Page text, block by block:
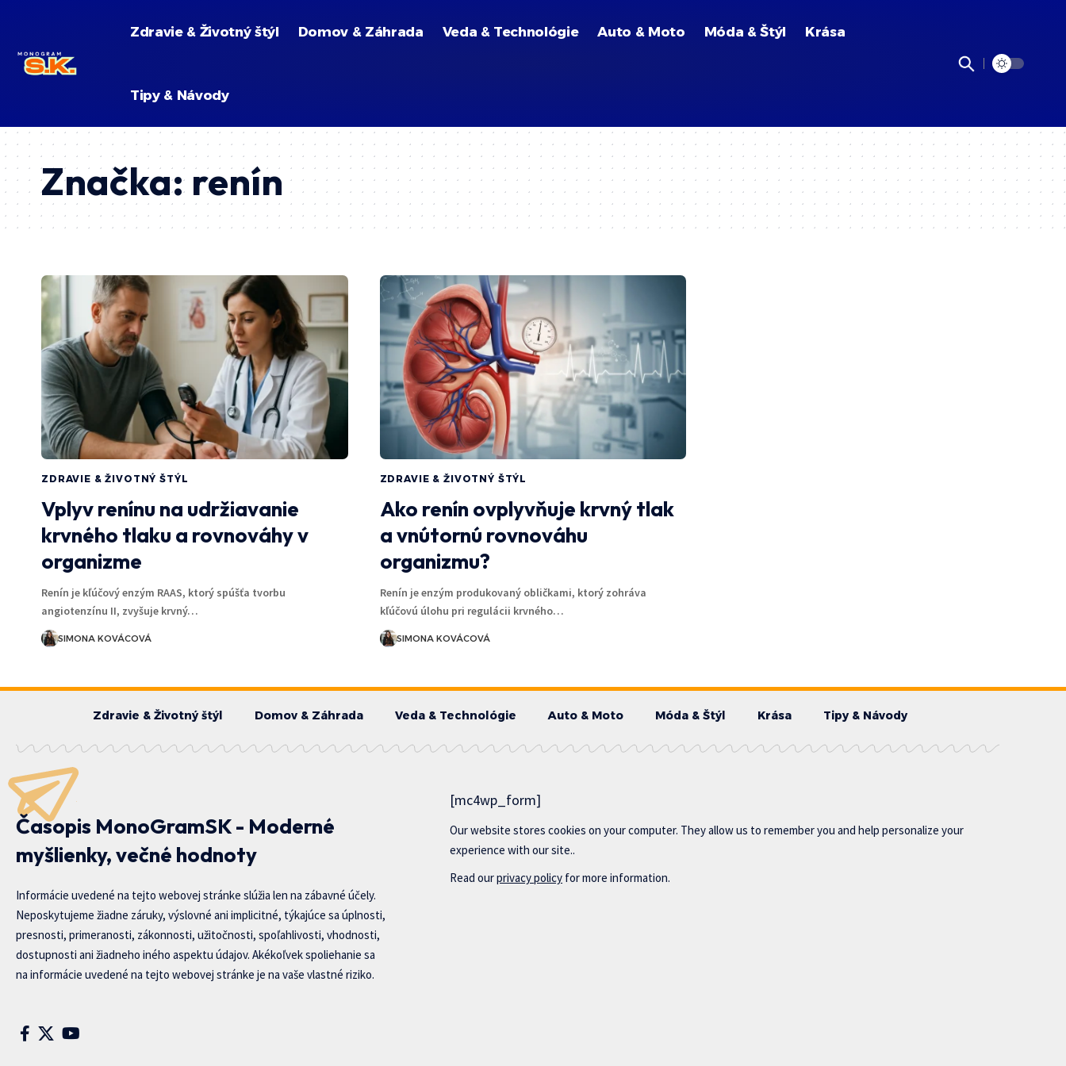
Zdravie & Životný štýl Domov & Záhrada Veda & Technológie Auto & Moto Móda & Štýl Krása
Tipy & Návody
Značka:renín
ZDRAVIE & ŽIVOTNÝ ŠTÝL
Vplyv renínu na udržiavanie
krvného tlaku a rovnováhy v
organizme
Renín je kľúčový enzým RAAS, ktorý spúšťa tvorbu
angiotenzínu II, zvyšuje krvný…
SIMONA KOVÁCOVÁ
ZDRAVIE & ŽIVOTNÝ ŠTÝL
Ako renín ovplyvňuje krvný tlak
a vnútornú rovnováhu
organizmu?
Renín je enzým produkovaný obličkami, ktorý zohráva
kľúčovú úlohu pri regulácii krvného…
SIMONA KOVÁCOVÁ
Zdravie & Životný štýl Domov & Záhrada Veda & Technológie Auto & Moto Móda & Štýl Krása Tipy & Návody
Časopis MonoGramSK - Moderné
myšlienky, večné hodnoty
Informácie uvedené na tejto webovej stránke slúžia len na zábavné účely.
Neposkytujeme žiadne záruky, výslovné ani implicitné, týkajúce sa úplnosti,
presnosti, primeranosti, zákonnosti, užitočnosti, spoľahlivosti, vhodnosti,
dostupnosti ani žiadneho iného aspektu údajov. Akékoľvek spoliehanie sa
na informácie uvedené na tejto webovej stránke je na vaše vlastné riziko.
[mc4wp_form]
Our website stores cookies on your computer. They allow us to remember you and help personalize your
experience with our site..
Read ourprivacy policy for more information.